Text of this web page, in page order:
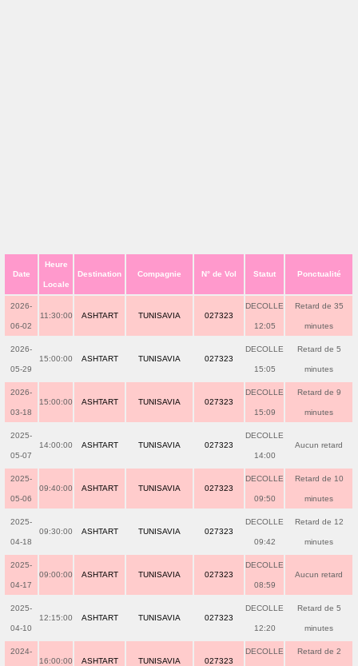
Date
Heure
Locale
Destination Compagnie N° de Vol Statut Ponctualité
2026-
06-02
11:30:00 ASHTART TUNISAVIA 027323
DECOLLE
12:05
Retard de 35
minutes
2026-
05-29
15:00:00 ASHTART TUNISAVIA 027323
DECOLLE
15:05
Retard de 5
minutes
2026-
03-18
15:00:00 ASHTART TUNISAVIA 027323
DECOLLE
15:09
Retard de 9
minutes
2025-
05-07
14:00:00 ASHTART TUNISAVIA 027323
DECOLLE
14:00
Aucun retard
2025-
05-06
09:40:00 ASHTART TUNISAVIA 027323
DECOLLE
09:50
Retard de 10
minutes
2025-
04-18
09:30:00 ASHTART TUNISAVIA 027323
DECOLLE
09:42
Retard de 12
minutes
2025-
04-17
09:00:00 ASHTART TUNISAVIA 027323
DECOLLE
08:59
Aucun retard
2025-
04-10
12:15:00 ASHTART TUNISAVIA 027323
DECOLLE
12:20
Retard de 5
minutes
2024-
16:00:00 ASHTART TUNISAVIA 027323
DECOLLE Retard de 2